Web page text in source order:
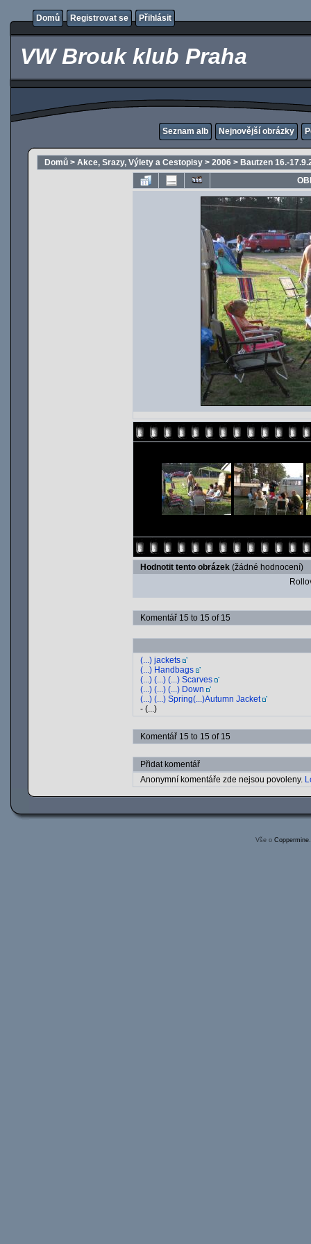
Domů Registrovat se Přihlásit
VW Brouk klub Praha
Seznam alb Nejnovější obrázky
Domů > Akce, Srazy, Výlety a Cestopisy > 2006 > Bautzen 16.-
Hodnotit tento obrázek (žádné hodnocení)
Komentář 15 to 15 of 15
(...) jackets
(...) Handbags
(...) (...) (...) Scarves
(...) (...) (...) Down
(...) (...) Spring(...)Autumn Jacket
- (...)
Komentář 15 to 15 of 15
Přidat komentář
Anonymní komentáře zde nejsou povoleny.
Vše o Coppermine